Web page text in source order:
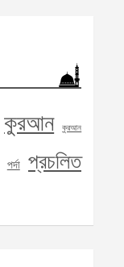
কুরআন কুরআন
পর্দা প্রচলিত